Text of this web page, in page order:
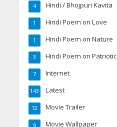
Hindi / Bhojpuri Kavita
4
Hindi Poem on Love
1
Hindi Poem on Nature
1
Hindi Poem on Patriotic
3
Internet
7
Latest
143
Movie Trailer
12
Movie Wallpaper
6